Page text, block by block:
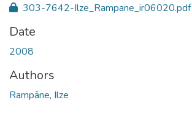
303-7642-Ilze_Rampane_ir06020.pdf
Date
2008
Authors
Rampāne, Ilze